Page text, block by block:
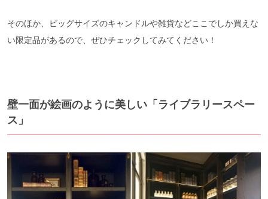
そのほか、ビッグサイズのキャンドルや雑貨などここでしか買えな
い限定品があるので、ぜひチェックしてみてください！
壁一面が絵画のように美しい「ライブラリースペー
ス」